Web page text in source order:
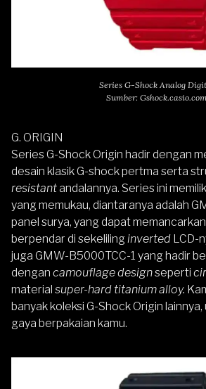
Series G-Shock Analog
Sumber:
G. ORIGIN
Series G-Shock Origin hadir dengan
desain klasik G-shock pertma serta
resistantandalannya. Series ini
yang memukau, diantaranya adalah
panel surya, yang dapat
berpendar di sekeliling inverted LCD-
juga GMW-B5000TCC-1 yang hadir
dengan camouflage designseperti
material super-hard titanium alloy.
banyak koleksi G-Shock Origin
gaya berpakaian kamu.